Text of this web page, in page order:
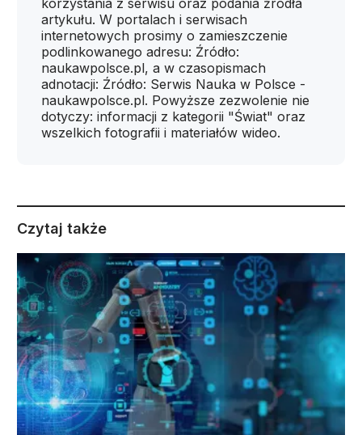
korzystania z serwisu oraz podania źródła
artykułu. W portalach i serwisach
internetowych prosimy o zamieszczenie
podlinkowanego adresu: Źródło:
naukawpolsce.pl, a w czasopismach
adnotacji: Źródło: Serwis Nauka w Polsce -
naukawpolsce.pl. Powyższe zezwolenie nie
dotyczy: informacji z kategorii "Świat" oraz
wszelkich fotografii i materiałów wideo.
Czytaj także